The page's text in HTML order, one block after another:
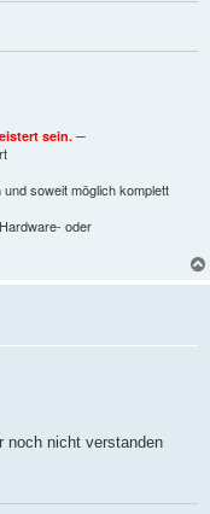
sein. ─
und soweit möglich komplett
oder
noch nicht verstanden